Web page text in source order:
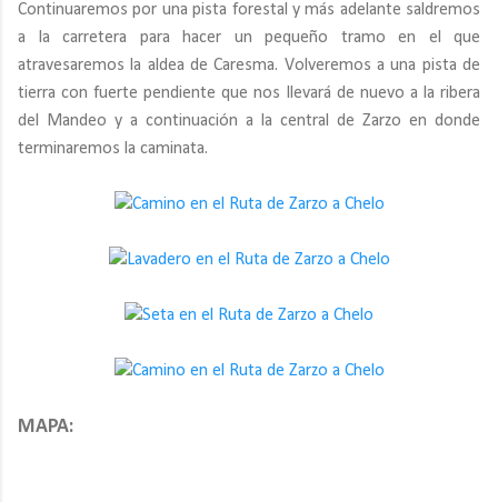
Continuaremos por una pista forestal y más adelante saldremos
a la carretera para hacer un pequeño tramo en el que
atravesaremos la aldea de Caresma. Volveremos a una pista de
tierra con fuerte pendiente que nos llevará de nuevo a la ribera
del Mandeo y a continuación a la central de Zarzo en donde
terminaremos la caminata.
MAPA: